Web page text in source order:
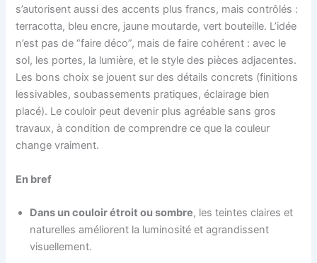
s’autorisent aussi des accents plus francs, mais contrôlés :
terracotta, bleu encre, jaune moutarde, vert bouteille. L’idée
n’est pas de “faire déco”, mais de faire cohérent : avec le
sol, les portes, la lumière, et le style des pièces adjacentes.
Les bons choix se jouent sur des détails concrets (finitions
lessivables, soubassements pratiques, éclairage bien
placé). Le couloir peut devenir plus agréable sans gros
travaux, à condition de comprendre ce que la couleur
change vraiment.
En bref
Dans un couloir étroit ou sombre, les teintes claires et
naturelles améliorent la luminosité et agrandissent
visuellement.